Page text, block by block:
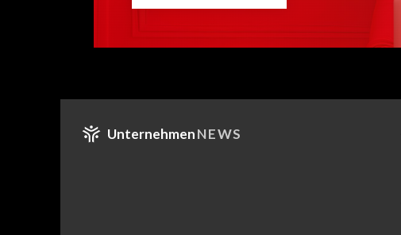
UnternehmenNEWS